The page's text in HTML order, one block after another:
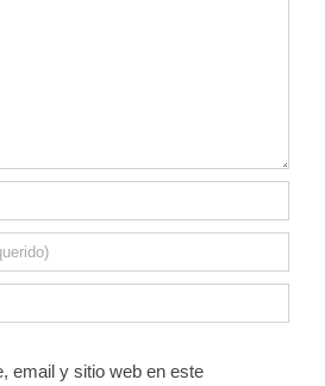
email y sitio web en este